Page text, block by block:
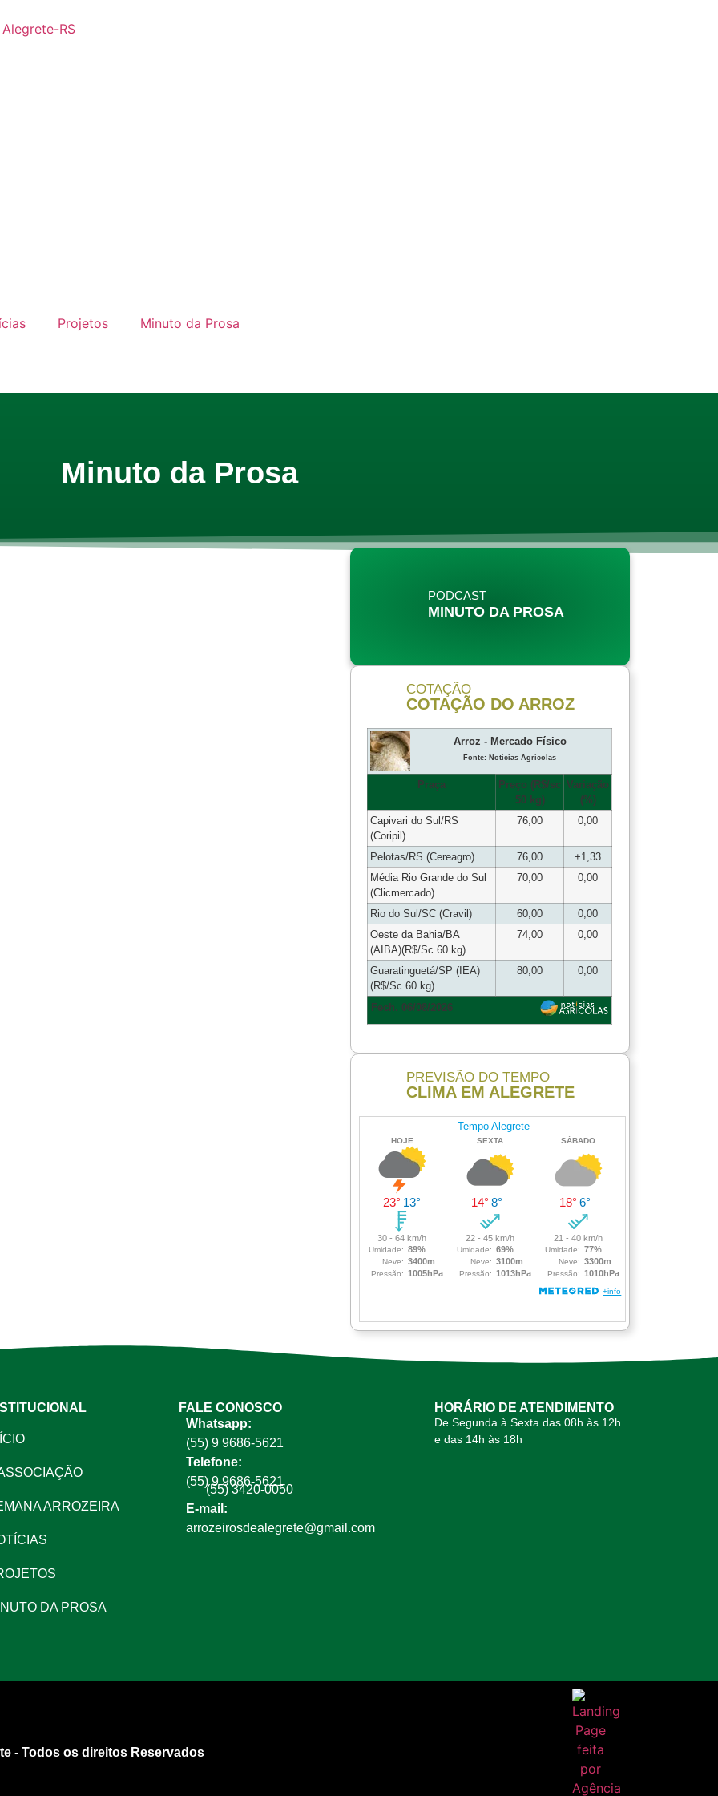
RS
Projetos Minuto da Prosa
Minuto da Prosa
PODCAST
MINUTO DA PROSA
COTAÇÃO
COTAÇÃO DO ARROZ
Arroz - Mercado Físico
Fonte: Notícias Agrícolas
Praça
Preço (R$/sc
50 kg)
Variação
(%)
Capivari do Sul/RS
(Coripil)
76,00 0,00
Pelotas/RS (Cereagro) 76,00
+1,33
Média Rio Grande do Sul
(Clicmercado)
70,00 0,00
Rio do Sul/SC (Cravil) 60,00
0,00
Oeste da Bahia/BA
(AIBA)(R$/Sc 60 kg)
74,00 0,00
Guaratinguetá/SP (IEA)
(R$/Sc 60 kg)
80,00 0,00
Fech. 06/08/2026
PREVISÃO DO TEMPO
CLIMA EM ALEGRETE
ARROZEIRA
DA PROSA
FALE CONOSCO
Whatsapp:
(55) 9 9686-5621
Telefone:
(55) 9 9686-5621
(55) 3420-0050
E-mail:
arrozeirosdealegrete@gmail.com
HORÁRIO DE ATENDIMENTO
De Segunda à Sexta das 08h às 12h
e das 14h às 18h
- Todos os direitos Reservados